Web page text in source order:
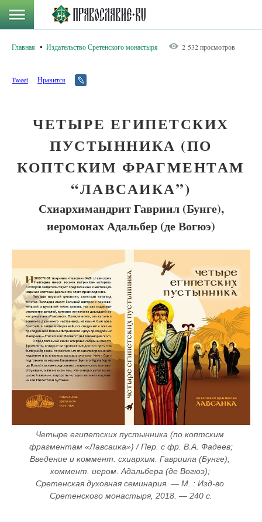
Главная Издательство Сретенского монастыря 2 532 просмотров
Tweet Нравится
ЧЕТЫРЕ ЕГИПЕТСКИХ
ПУСТЫННИКА (ПО
КОПТСКИМ ФРАГМЕНТАМ
“ЛАВСАИКА”)
Схиархимандрит Гавриил (Бунге),
иеромонах Адальбер (де Вогюэ)
Четыре египетских пустынника (по коптским
фрагментам «Лавсаика») / Пер. с фр. В.А. Фадеев;
Введение и коммент. схиархим. Гавриила (Бунге);
коммент. иером. Адальбера (де Вогюэ);
Сретенская духовная семинария. — М. : Изд-во
Сретенского монастыря, 2018. — 240 с.